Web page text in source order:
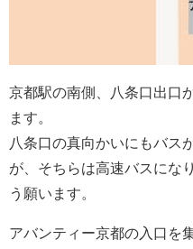
京都駅の南側、八条口出口
ます。
八条口の真向かいにもバス
が、そちらは高速バスにな
う願います。
アバンティー京都の入口を